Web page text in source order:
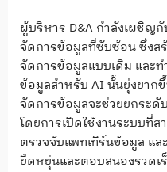
ผู้บริหาร D&A กำลังเผชิญ
จัดการข้อมูลที่ซับซ้อน ซึ่งส
จัดการข้อมูลแบบเดิม และ
ข้อมูลสำหรับ AI นั้นยุ่งยากขึ้
จัดการข้อมูลจะช่วยยกระ
โดยการเปิดใช้งานระบบที่ส
ตรวจจับแพทเทิร์นข้อมูล แล
ยืดหยุ่นและตอบสนองรวดเ